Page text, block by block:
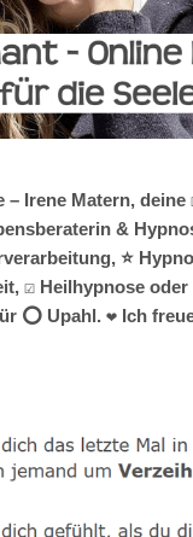
– Irene Matern,
&
⭐
☑️ Heilhypnose
⭕ Upahl. ❤ Ich